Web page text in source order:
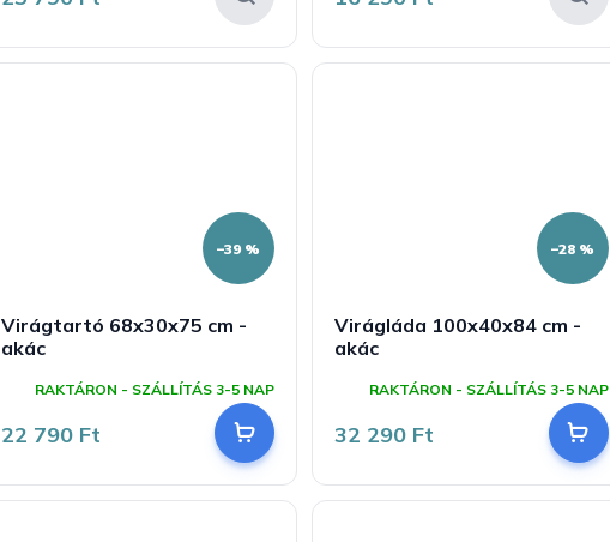
–39 %
Virágtartó 68x30x75 cm -
akác
RAKTÁRON - SZÁLLÍTÁS 3-5 NAP
22 790 Ft
–28 %
Virágláda 100x40x84 cm -
akác
RAKTÁRON - SZÁLLÍTÁS 3-5 NAP
32 290 Ft